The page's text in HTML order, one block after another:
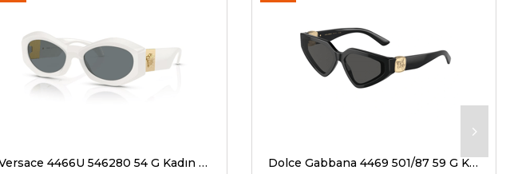
Versace 4466U 546280 54 G Kadın Güneş Gözlükleri Dolce Gabbana 4469 501/87 59 G Kadın Güneş Gözlükleri